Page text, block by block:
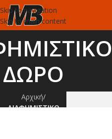
Skip to navigation
Skip to main content
ΔΩΡΟ
Αρχική/
ΔΙΑΦΗΜΙΣΤΙΚΟ